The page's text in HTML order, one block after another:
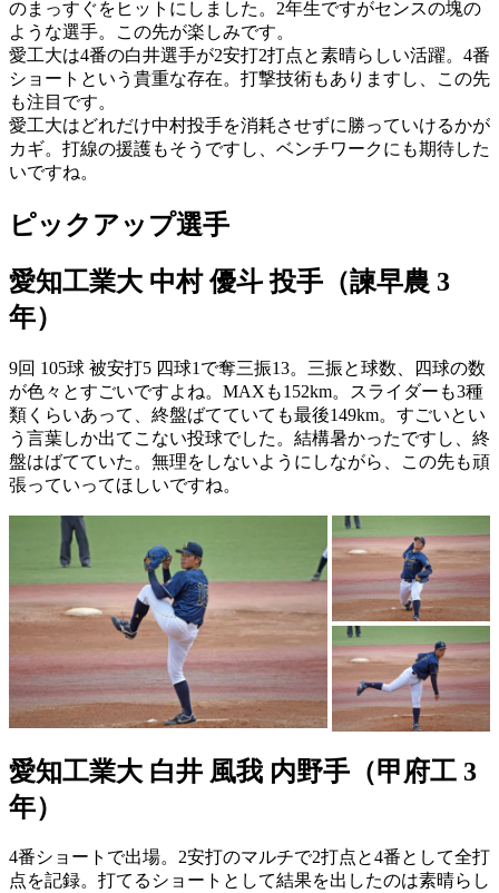
のまっすぐをヒットにしました。2年生ですがセンスの塊の
ような選手。この先が楽しみです。
愛工大は4番の白井選手が2安打2打点と素晴らしい活躍。4番
ショートという貴重な存在。打撃技術もありますし、この先
も注目です。
愛工大はどれだけ中村投手を消耗させずに勝っていけるかが
カギ。打線の援護もそうですし、ベンチワークにも期待した
いですね。
ピックアップ選手
愛知工業大 中村 優斗 投手（諫早農 3
年）
9回 105球 被安打5 四球1で奪三振13。三振と球数、四球の数
が色々とすごいですよね。MAXも152km。スライダーも3種
類くらいあって、終盤ばてていても最後149km。すごいとい
う言葉しか出てこない投球でした。結構暑かったですし、終
盤はばてていた。無理をしないようにしながら、この先も頑
張っていってほしいですね。
愛知工業大 白井 風我 内野手（甲府工 3
年）
4番ショートで出場。2安打のマルチで2打点と4番として全打
点を記録。打てるショートとして結果を出したのは素晴らし